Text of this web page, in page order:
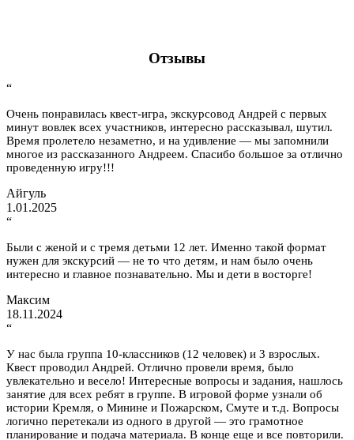
Отзывы
“
Очень понравилась квест-игра, экскурсовод Андрей с первых
минут вовлек всех участников, интересно рассказывал, шутил.
Время пролетело незаметно, и на удивление — мы запомнили
многое из рассказанного Андреем. Спасибо большое за отлично
проведенную игру!!!
Айгуль
1.01.2025
“
Были с женой и с тремя детьми 12 лет. Именно такой формат
нужен для экскурсий — не то что детям, и нам было очень
интересно и главное познавательно. Мы и дети в восторге!
Максим
18.11.2024
“
У нас была группа 10-классников (12 человек) и 3 взрослых.
Квест проводил Андрей. Отлично провели время, было
увлекательно и весело! Интересные вопросы и задания, нашлось
занятие для всех ребят в группе. В игровой форме узнали об
истории Кремля, о Минине и Пожарском, Смуте и т.д. Вопросы
логично перетекали из одного в другой — это грамотное
планирование и подача материала. В конце еще и все повторили.